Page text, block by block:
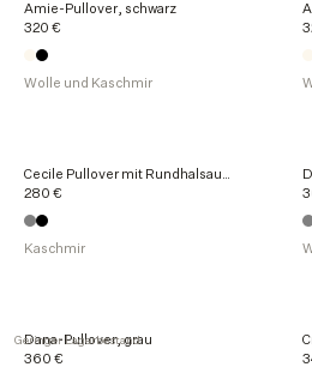
Amie-Pullover, schwarz
320 €
Wolle und Kaschmir
280 €
Kaschmir
Geringer Lagerbestand
Dana-Pullover, grau
360 €